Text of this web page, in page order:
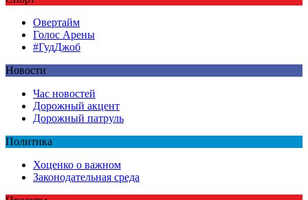
Овертайм
Голос Арены
#ГудДжоб
Новости
Час новостей
Дорожный акцент
Дорожный патруль
Политика
Хоценко о важном
Законодательная среда